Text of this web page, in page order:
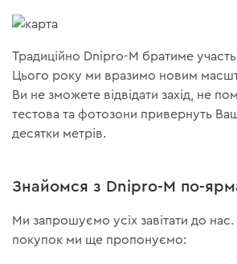
Традиційно Dnipro-M братиме
Цього року ми вразимо новим
Ви не зможете відвідати захід, не
тестова та фотозони привернуть
десятки метрів.
Знайомся з Dnipro-M по-
Ми запрошуємо усіх завітати до нас.
покупок ми ще пропонуємо: